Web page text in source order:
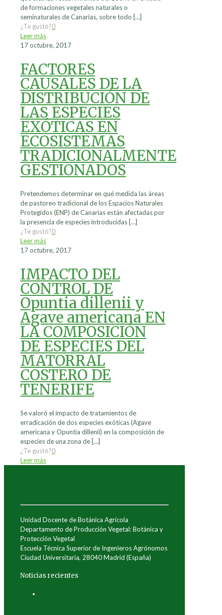
de formaciones vegetales naturales o
seminaturales de Canarias, sobre todo […]
¿Te gustó?0
Leer más
17 octubre, 2017
FACTORES
CAUSALES DE LA
DISTRIBUCIÓN DE
LAS ESPECIES
EXÓTICAS EN
ECOSISTEMAS
TRADICIONALMENTE
GESTIONADOS
Pretendemos determinar en qué medida las áreas
de pastoreo tradicional de los Espacios Naturales
Protegidos (ENP) de Canarias están afectadas por
la presencia de especies introducidas […]
¿Te gustó?0
Leer más
17 octubre, 2017
IMPACTO DEL
CONTROL DE
Opuntia dillenii y
Agave americana EN
LA COMPOSICIÓN
DE ESPECIES DEL
MATORRAL
COSTERO DE
TENERIFE
Se valoró el impacto de tratamientos de
erradicación de dos especies exóticas (Agave
americana y Opuntia dillenii) en la composición de
especies de una zona de […]
¿Te gustó?0
Leer más
Unidad Docente de Botánica Agrícola
Departamento de Producción Vegetal: Botánica y
Protección Vegetal
Escuela Técnica Superior de Ingenieros Agrónomos
Ciudad Universitaria, 28040 Madrid (España)
Noticias recientes